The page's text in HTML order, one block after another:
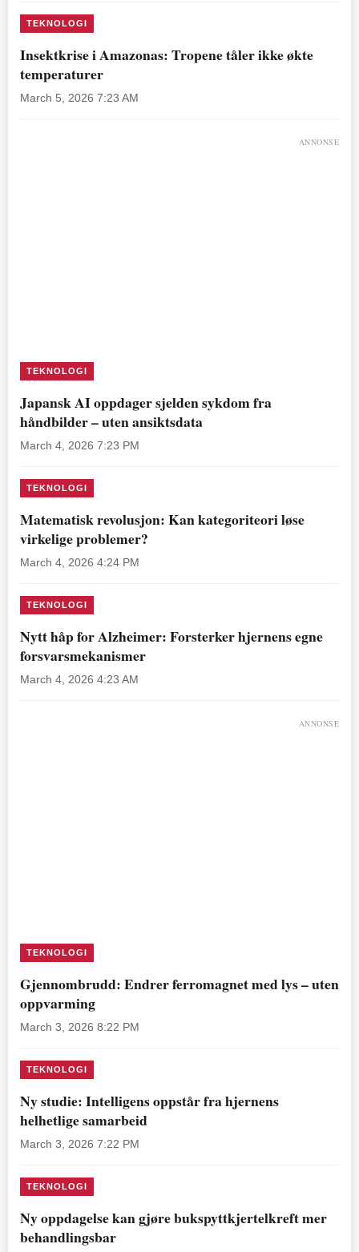
TEKNOLOGI
Insektkrise i Amazonas: Tropene tåler ikke økte
temperaturer
March 5, 2026 7:23 AM
ANNONSE
TEKNOLOGI
Japansk AI oppdager sjelden sykdom fra
håndbilder – uten ansiktsdata
March 4, 2026 7:23 PM
TEKNOLOGI
Matematisk revolusjon: Kan kategoriteori løse
virkelige problemer?
March 4, 2026 4:24 PM
TEKNOLOGI
Nytt håp for Alzheimer: Forsterker hjernens egne
forsvarsmekanismer
March 4, 2026 4:23 AM
ANNONSE
TEKNOLOGI
Gjennombrudd: Endrer ferromagnet med lys – uten
oppvarming
March 3, 2026 8:22 PM
TEKNOLOGI
Ny studie: Intelligens oppstår fra hjernens
helhetlige samarbeid
March 3, 2026 7:22 PM
TEKNOLOGI
Ny oppdagelse kan gjøre bukspyttkjertelkreft mer
behandlingsbar